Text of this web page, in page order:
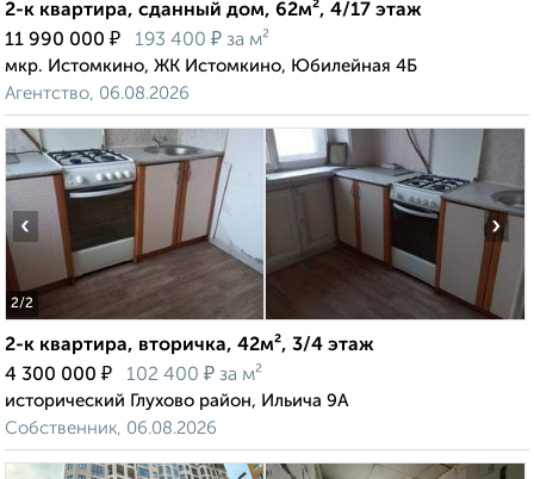
2-к квартира, сданный дом, 62м², 4/17 этаж
11 990 000 ₽ 193 400 ₽ за м²
мкр. Истомкино, ЖК Истомкино, Юбилейная 4Б
Агентство, 06.08.2026
2/2
‹ ›
2-к квартира, вторичка, 42м², 3/4 этаж
4 300 000 ₽ 102 400 ₽ за м²
исторический Глухово район, Ильича 9А
Собственник, 06.08.2026